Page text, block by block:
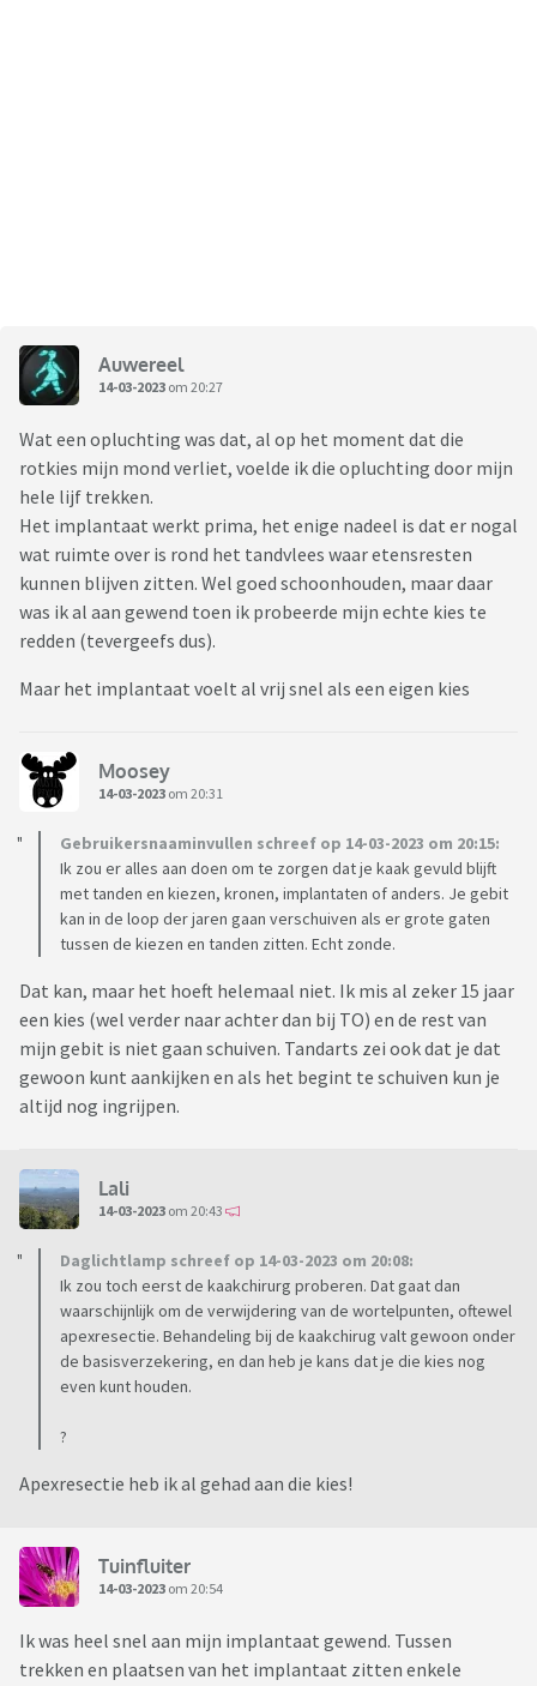
Auwereel
14-03-2023 om 20:27
Wat een opluchting was dat, al op het moment dat die
rotkies mijn mond verliet, voelde ik die opluchting door mijn
hele lijf trekken.
Het implantaat werkt prima, het enige nadeel is dat er nogal
wat ruimte over is rond het tandvlees waar etensresten
kunnen blijven zitten. Wel goed schoonhouden, maar daar
was ik al aan gewend toen ik probeerde mijn echte kies te
redden (tevergeefs dus).
Maar het implantaat voelt al vrij snel als een eigen kies
Moosey
14-03-2023 om 20:31
Gebruikersnaaminvullen schreef op 14-03-2023 om 20:15:
Ik zou er alles aan doen om te zorgen dat je kaak gevuld blijft
met tanden en kiezen, kronen, implantaten of anders. Je gebit
kan in de loop der jaren gaan verschuiven als er grote gaten
tussen de kiezen en tanden zitten. Echt zonde.
Dat kan, maar het hoeft helemaal niet. Ik mis al zeker 15 jaar
een kies (wel verder naar achter dan bij TO) en de rest van
mijn gebit is niet gaan schuiven. Tandarts zei ook dat je dat
gewoon kunt aankijken en als het begint te schuiven kun je
altijd nog ingrijpen.
Lali
14-03-2023 om 20:43
Daglichtlamp schreef op 14-03-2023 om 20:08:
Ik zou toch eerst de kaakchirurg proberen. Dat gaat dan
waarschijnlijk om de verwijdering van de wortelpunten, oftewel
apexresectie. Behandeling bij de kaakchirug valt gewoon onder
de basisverzekering, en dan heb je kans dat je die kies nog
even kunt houden.
?
Apexresectie heb ik al gehad aan die kies!
Tuinfluiter
14-03-2023 om 20:54
Ik was heel snel aan mijn implantaat gewend. Tussen
trekken en plaatsen van het implantaat zitten enkele